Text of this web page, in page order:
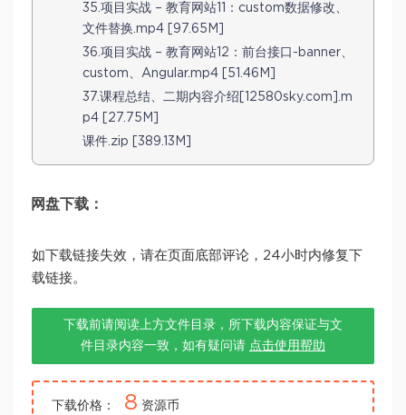
35.项目实战 – 教育网站11：custom数据修改、
文件替换.mp4 [97.65M]
36.项目实战 – 教育网站12：前台接口-banner、
custom、Angular.mp4 [51.46M]
37.课程总结、二期内容介绍[12580sky.com].m
p4 [27.75M]
课件.zip [389.13M]
网盘下载：
如下载链接失效，请在页面底部评论，24小时内修复下
载链接。
下载前请阅读上方文件目录，所下载内容保证与文
件目录内容一致，如有疑问请 点击使用帮助
下载价格： 8 资源币